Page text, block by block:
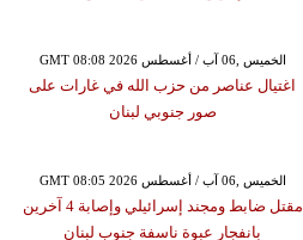
GMT 08:08 2026 الخميس ,06 آب / أغسطس
اغتيال عناصر من حزب الله في غارات على
صور جنوبي لبنان
GMT 08:05 2026 الخميس ,06 آب / أغسطس
مقتل ضابط ومجند إسرائيلي وإصابة 4 آخرين
بانفجار عبوة ناسفة جنوب لبنان